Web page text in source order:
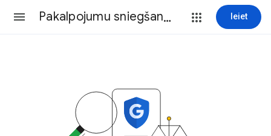
Pakalpojumu sniegšanas noteikumi Ieiet